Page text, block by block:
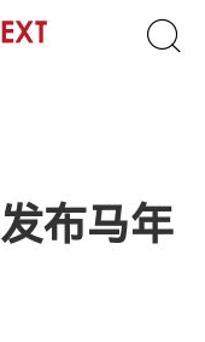
布马年